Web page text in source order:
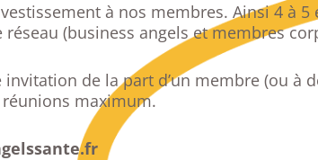
à nos membres. Ainsi 4 à 5
(business angels et membres
de la part d’un membre (ou à
maximum.